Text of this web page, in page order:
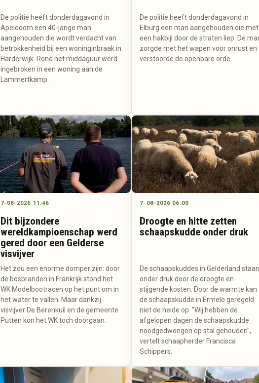
De politie heeft donderdagavond in
Apeldoorn een 40-jarige man
aangehouden die wordt verdacht van
betrokkenheid bij een woninginbraak in
Harderwijk. Rond het middaguur werd
ingebroken in een woning aan de
Lammertkamp.
De politie heeft donderdagavond in
Elburg een man aangehouden die met
een hakbijl door de straten liep. De
zorgde met het wapen voor onrust en
verstoorde de openbare orde.
7-08-2026 11:46
Dit bijzondere
wereldkampioenschap werd
gered door een Gelderse
visvijver
Het zou een enorme domper zijn: door
de bosbranden in Frankrijk stond het
WK Modelbootracen op het punt om in
het water te vallen. Maar dankzij
visvijver De Berenkuil en de gemeente
Putten kon het WK toch doorgaan.
7-08-2026 06:00
Droogte en hitte zetten
schaapskudde onder druk
De schaapskuddes in Gelderland
onder druk door de droogte en
stijgende kosten. Door de warmte kan
de schaapskudde in Ermelo geregeld
niet de heide op. "Wij hebben de
afgelopen dagen de schaapskudde
noodgedwongen op stal gehouden",
vertelt schaapherder Francisca
Schippers.